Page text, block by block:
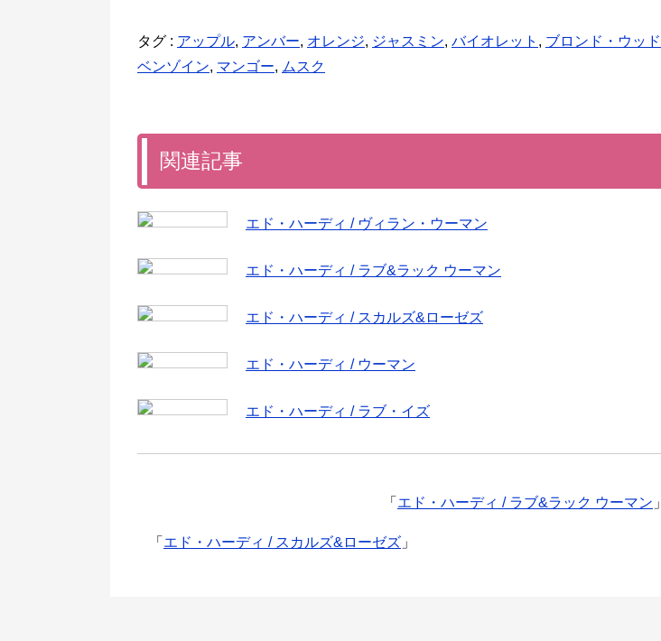
タグ : アップル, アンバー, オレンジ, ジャスミン, バイオレット , ブロンド・ウッド
ベンゾイン, マンゴー, ムスク
関連記事
エド・ハーディ / ヴィラン・ウーマン
エド・ハーディ / ラブ&ラック ウーマン
エド・ハーディ / スカルズ&ローゼズ
エド・ハーディ / ウーマン
エド・ハーディ / ラブ・イズ
「 エド・ハーディ / ラブ&ラック ウーマン 」
「 エド・ハーディ / スカルズ&ローゼズ 」